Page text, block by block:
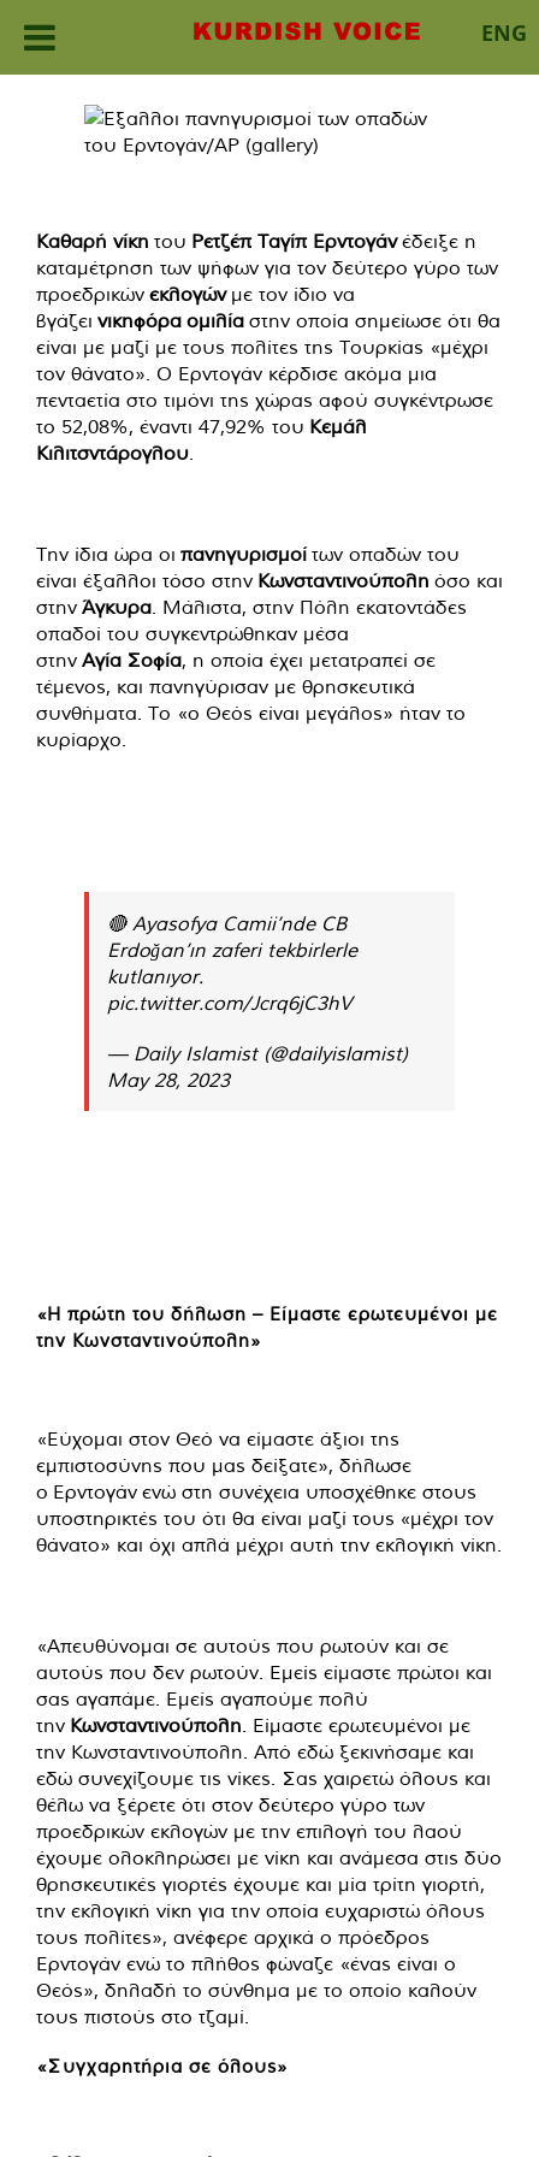
ENG
Καθαρή νίκη του Ρετζέπ Ταγίπ Ερντογάνέδειξε η
καταμέτρηση των ψήφων για τον δεύτερο γύρο των
προεδρικών εκλογώνμε τον ίδιο να
βγάζει νικηφόρα ομιλία στην οποία σημείωσε ότι θα
είναι με μαζί με τους πολίτες της Τουρκίας «μέχρι
τον θάνατο». Ο Ερντογάν κέρδισε ακόμα μια
πενταετία στο τιμόνι της χώρας αφού συγκέντρωσε
το 52,08%, έναντι 47,92% του Κεμάλ
Κιλιτσντάρογλου.
Την ίδια ώρα οι πανηγυρισμοίτων οπαδών του
είναι έξαλλοι τόσο στην Κωνσταντινούπολη όσο και
στην Άγκυρα. Μάλιστα, στην Πόλη εκατοντάδες
οπαδοί του συγκεντρώθηκαν μέσα
στην Αγία Σοφία, η οποία έχει μετατραπεί σε
τέμενος, και πανηγύρισαν με θρησκευτικά
συνθήματα. Το «ο Θεός είναι μεγάλος» ήταν το
κυρίαρχο.
🔴 Ayasofya Camii’nde CB
Erdoğan’ın zaferi tekbirlerle
kutlanıyor.
pic.twitter.com/Jcrq6jC3hV
— Daily Islamist (@dailyislamist)
May 28, 2023
«Η πρώτη του δήλωση – Είμαστε ερωτευμένοι με
την Κωνσταντινούπολη»
«Εύχομαι στον Θεό να είμαστε άξιοι της
εμπιστοσύνης που μας δείξατε», δήλωσε
ο Ερντογάν ενώ στη συνέχεια υποσχέθηκε στους
υποστηρικτές του ότι θα είναι μαζί τους «μέχρι τον
θάνατο» και όχι απλά μέχρι αυτή την εκλογική νίκη.
«Απευθύνομαι σε αυτούς που ρωτούν και σε
αυτούς που δεν ρωτούν. Εμείς είμαστε πρώτοι και
σας αγαπάμε. Εμείς αγαπούμε πολύ
την Κωνσταντινούπολη . Είμαστε ερωτευμένοι με
την Κωνσταντινούπολη. Από εδώ ξεκινήσαμε και
εδώ συνεχίζουμε τις νίκες. Σας χαιρετώ όλους και
θέλω να ξέρετε ότι στον δεύτερο γύρο των
προεδρικών εκλογών με την επιλογή του λαού
έχουμε ολοκληρώσει με νίκη και ανάμεσα στις δύο
θρησκευτικές γιορτές έχουμε και μία τρίτη γιορτή,
την εκλογική νίκη για την οποία ευχαριστώ όλους
τους πολίτες», ανέφερε αρχικά ο πρόεδρος
Ερντογάν ενώ το πλήθος φώναζε «ένας είναι ο
Θεός», δηλαδή το σύνθημα με το οποίο καλούν
τους πιστούς στο τζαμί.
«Συγχαρητήρια σε όλους»